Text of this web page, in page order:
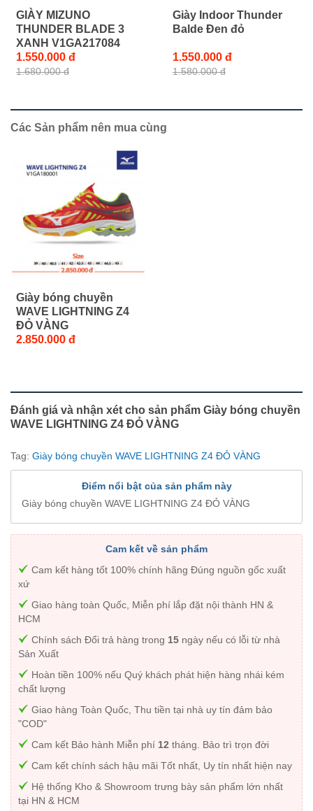
GIÀY MIZUNO
THUNDER BLADE 3
XANH V1GA217084
1.550.000 đ
1.680.000 đ
Giày Indoor Thunder
Balde Đen đỏ
1.550.000 đ
1.580.000 đ
Các Sản phẩm nên mua cùng
Giày bóng chuyền
WAVE LIGHTNING Z4
ĐỎ VÀNG
2.850.000 đ
Đánh giá và nhận xét cho sản phẩm Giày bóng chuyền
WAVE LIGHTNING Z4 ĐỎ VÀNG
Tag: Giày bóng chuyền WAVE LIGHTNING Z4 ĐỎ VÀNG
Điểm nổi bật của sản phẩm này
Giày bóng chuyền WAVE LIGHTNING Z4 ĐỎ VÀNG
Cam kết về sản phẩm
Cam kết hàng tốt 100% chính hãng Đúng nguồn gốc xuất
xứ
Giao hàng toàn Quốc, Miễn phí lắp đặt nội thành HN &
HCM
Chính sách Đổi trả hàng trong 15 ngày nếu có lỗi từ nhà
Sản Xuất
Hoàn tiền 100% nếu Quý khách phát hiện hàng nhái kém
chất lượng
Giao hàng Toàn Quốc, Thu tiền tại nhà uy tín đảm bảo
"COD"
Cam kết Bảo hành Miễn phí 12 tháng. Bảo trì trọn đời
Cam kết chính sách hậu mãi Tốt nhất, Uy tín nhất hiện nay
Hệ thống Kho & Showroom trưng bày sản phẩm lớn nhất
tại HN & HCM